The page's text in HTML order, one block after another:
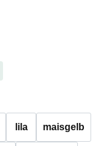
lila maisgelb